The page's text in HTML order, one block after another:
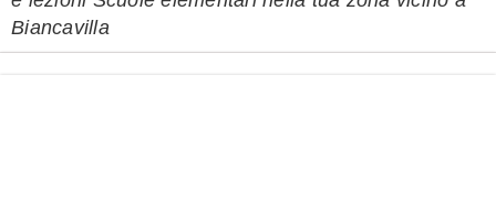
Biancavilla